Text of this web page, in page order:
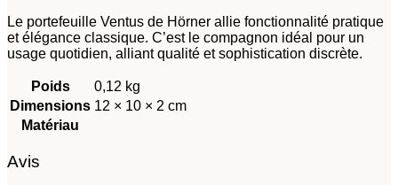
Le portefeuille Ventus de Hörner allie fonctionnalité pratique
et élégance classique. C’est le compagnon idéal pour un
usage quotidien, alliant qualité et sophistication discrète.
Poids
0,12 kg
Dimensions 12 × 10 × 2 cm
Matériau
Avis